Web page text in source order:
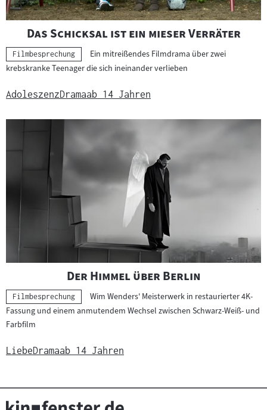
"
Das Schicksal ist ein mieser Verräter"
Kategorie:
Filmbesprechung
Ein mitreißendes Filmdrama über zwei
krebskranke Teenager die sich ineinander verlieben
AdoleszenzDramaab 14 Jahren
"
Der Himmel über Berlin
Kategorie:
Filmbesprechung
Wim Wenders' Meisterwerk in restaurierter 4K-
Fassung und einem anmutendem Wechsel zwischen Schwarz-Weiß- und
Farbfilm
LiebeDramaab 14 Jahren